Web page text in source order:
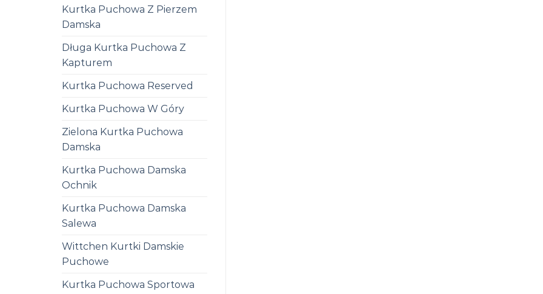
Kurtka Puchowa Z Pierzem
Damska
Długa Kurtka Puchowa Z
Kapturem
Kurtka Puchowa Reserved
Kurtka Puchowa W Góry
Zielona Kurtka Puchowa
Damska
Kurtka Puchowa Damska
Ochnik
Kurtka Puchowa Damska
Salewa
Wittchen Kurtki Damskie
Puchowe
Kurtka Puchowa Sportowa